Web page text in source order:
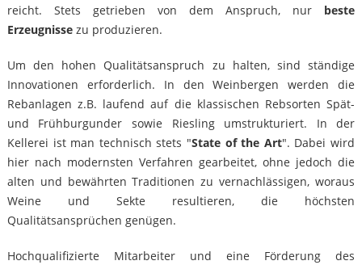
reicht. Stets getrieben von dem Anspruch, nur beste
Erzeugnissezu produzieren.
Um den hohen Qualitätsanspruch zu halten, sind ständige
Innovationen erforderlich. In den Weinbergen werden die
Rebanlagen z.B. laufend auf die klassischen Rebsorten Spät-
und Frühburgunder sowie Riesling umstrukturiert. In der
Kellerei ist man technisch stets "State of the Art". Dabei wird
hier nach modernsten Verfahren gearbeitet, ohne jedoch die
alten und bewährten Traditionen zu vernachlässigen, woraus
Weine und Sekte resultieren, die höchsten
Qualitätsansprüchen genügen.
Hochqualifizierte Mitarbeiter und eine Förderung des